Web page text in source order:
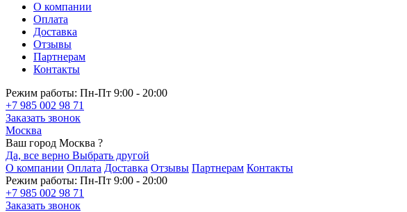
О компании
Оплата
Доставка
Отзывы
Партнерам
Контакты
Режим работы: Пн-Пт 9:00 - 20:00
+7 985 002 98 71
Заказать звонок
Москва
Ваш город Москва ?
Да, все верно Выбрать другой
О компании Оплата Доставка Отзывы Партнерам Контакты
Режим работы: Пн-Пт 9:00 - 20:00
+7 985 002 98 71
Заказать звонок